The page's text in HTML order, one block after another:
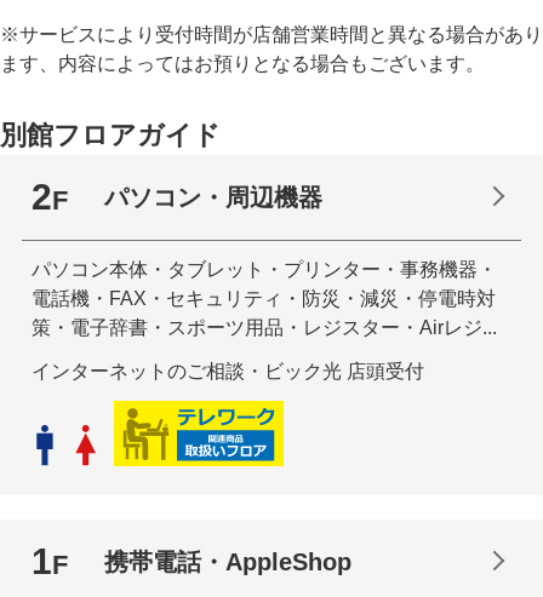
※サービスにより受付時間が店舗営業時間と異なる場合があり
ます、内容によってはお預りとなる場合もございます。
別館フロアガイド
2F パソコン・周辺機器
パソコン本体・タブレット・プリンター・事務機器・
電話機・FAX・セキュリティ・防災・減災・停電時対
策・電子辞書・スポーツ用品・レジスター・Airレジ...
インターネットのご相談・ビック光 店頭受付
1F 携帯電話・AppleShop